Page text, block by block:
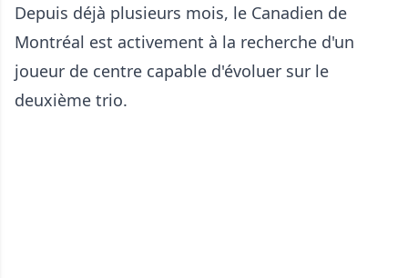
Depuis déjà plusieurs mois, le Canadien de
Montréal est activement à la recherche d'un
joueur de centre capable d'évoluer sur le
deuxième trio.